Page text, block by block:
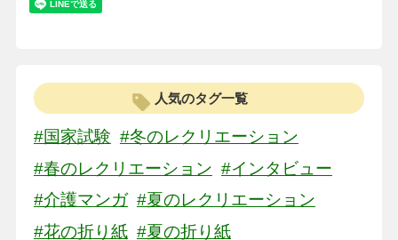
人気のタグ一覧
#国家試験 #冬のレクリエーション
#春のレクリエーション #インタビュー
#介護マンガ #夏のレクリエーション
#花の折り紙 #夏の折り紙